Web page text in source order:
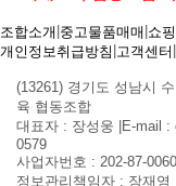
조합소개 중고물품매매 쇼
개인정보취급방침 고객센터
(13261) 경기도 성남시
육 협동조합
대표자 : 장성웅
E-mail :
0579
사업자번호 : 202-87-
정보관리책임자 : 장재영